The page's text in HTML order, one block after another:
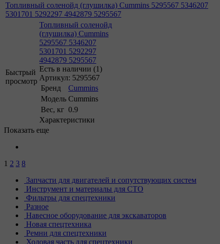
Топливный соленойд (глушилка) Cummins 5295567 5346207
5301701 5292297 4942879 5295567
Быстрый
просмотр
Топливный соленойд
(глушилка) Cummins
5295567 5346207
5301701 5292297
4942879 5295567
Есть в наличии (1)
Артикул: 5295567
Бренд
Cummins
Модель Cummins
Вес, кг 0.9
Характеристики
Показать еще
1 2 3 8
Запчасти для двигателей и сопутствующих систем
Инструмент и материалы для СТО
Фильтры для спецтехники
Разное
Навесное оборудование для экскаваторов
Новая спецтехника
Ремни для спецтехники
Ходовая часть для спецтехники